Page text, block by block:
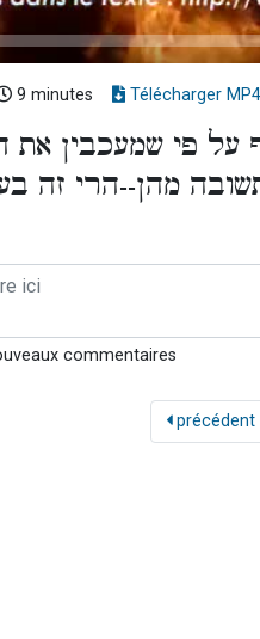
9 minutes Télécharger MP4
פי שמעכבין את
מהן--הרי זה
commentaires
précédent